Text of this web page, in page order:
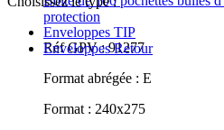
Enveloppes TIP
Enveloppes Retour
protection
Réf GPV :91277
Format abrégée : E
Format : 240x275